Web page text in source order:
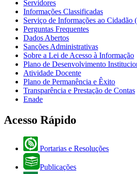
Servidores
Informações Classificadas
Serviço de Informações ao Cidadão
Perguntas Frequentes
Dados Abertos
Sanções Administrativas
Sobre a Lei de Acesso à Informação
Plano de Desenvolvimento
Atividade Docente
Plano de Permanência e Êxito
Transparência e Prestação de Contas
Enade
Acesso Rápido
Portarias e Resoluções
Publicações